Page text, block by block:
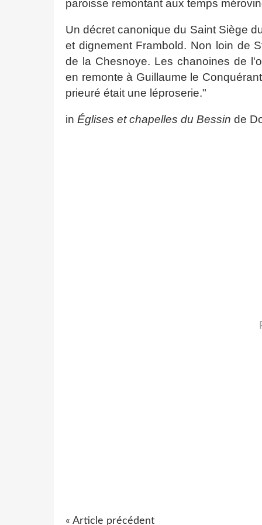
paroisse remontant aux temps
Un décret canonique du Saint Siège
et dignement Frambold. Non loin de
de la Chesnoye. Les chanoines de
en remonte à Guillaume le
prieuré était une léproserie."
in Églises et chapelles du Bessin de
« Article précédent